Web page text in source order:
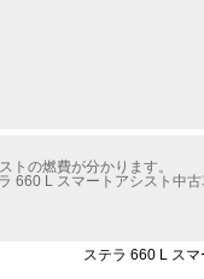
トの燃費が分かります。
660 L スマートアシスト中
ステラ 660 L ス